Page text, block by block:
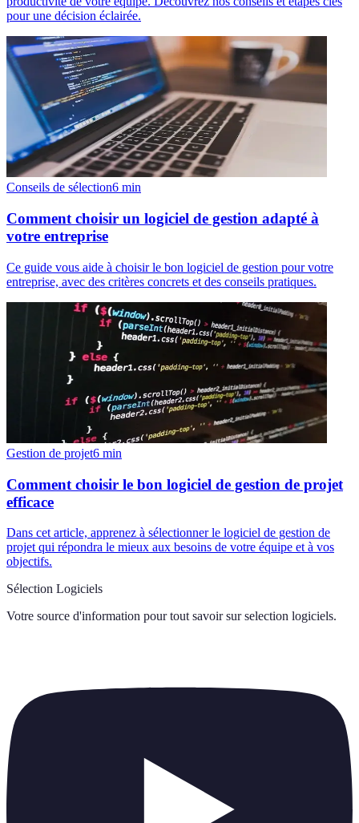
pour une décision éclairée.
Conseils de sélection6 min
Comment choisir un logiciel de gestion adapté à
votre entreprise
Ce guide vous aide à choisir le bon logiciel de gestion pour votre
entreprise, avec des critères concrets et des conseils pratiques.
Gestion de projet6 min
Comment choisir le bon logiciel de gestion de projet
efficace
Dans cet article, apprenez à sélectionner le logiciel de gestion de
projet qui répondra le mieux aux besoins de votre équipe et à vos
objectifs.
Sélection Logiciels
Votre source d'information pour tout savoir sur selection logiciels.